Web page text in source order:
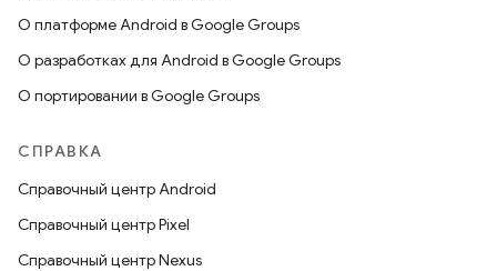
О платформе Android в Google Groups
О разработках для Android в Google Groups
О портировании в Google Groups
СПРАВКА
Справочный центр Android
Справочный центр Pixel
Справочный центр Nexus